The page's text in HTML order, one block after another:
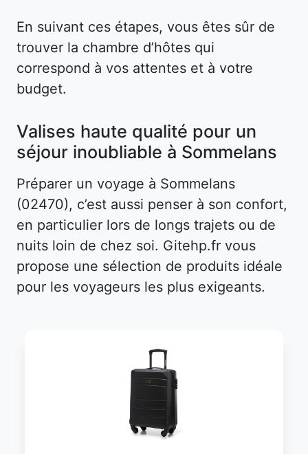
En suivant ces étapes, vous êtes sûr de
trouver la chambre d’hôtes qui
correspond à vos attentes et à votre
budget.
Valises haute qualité pour un
séjour inoubliable à Sommelans
Préparer un voyage à Sommelans
(02470), c’est aussi penser à son confort,
en particulier lors de longs trajets ou de
nuits loin de chez soi. Gitehp.fr vous
propose une sélection de produits idéale
pour les voyageurs les plus exigeants.